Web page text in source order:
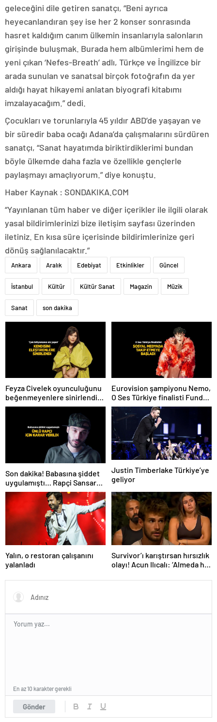
geleceğini dile getiren sanatçı, “Beni ayrıca
heyecanlandıran şey ise her 2 konser sonrasında
hasret kaldığım canım ülkemin insanlarıyla salonların
girişinde buluşmak. Burada hem albümlerimi hem de
yeni çıkan ‘Nefes-Breath’ adlı, Türkçe ve İngilizce bir
arada sunulan ve sanatsal birçok fotoğrafın da yer
aldığı hayat hikayemi anlatan biyografi kitabımı
imzalayacağım.” dedi.
Çocukları ve torunlarıyla 45 yıldır ABD’de yaşayan ve
bir süredir baba ocağı Adana’da çalışmalarını sürdüren
sanatçı, “Sanat hayatımda biriktirdiklerimi bundan
böyle ülkemde daha fazla ve özellikle gençlerle
paylaşmayı amaçlıyorum.” diye konuştu.
Haber Kaynak : SONDAKIKA.COM
“Yayınlanan tüm haber ve diğer içerikler ile ilgili olarak
yasal bildirimlerinizi bize iletişim sayfası üzerinden
iletiniz. En kısa süre içerisinde bildirimlerinize geri
dönüş sağlanılacaktır.”
Ankara Aralık Edebiyat Etkinlikler Güncel
İstanbul Kültür Kültür Sanat Magazin Müzik
Sanat son dakika
Feyza Civelek oyunculuğunu
beğenmeyenlere sinirlendi!
‘Çok biliyorsanız siz yapın’
Eurovision şampiyonu Nemo,
O Ses Türkiye finalisti Funda
Kayacık’ı Instagram’da takibe
aldı
Son dakika! Babasına şiddet
uygulamıştı… Rapçi Sansar
Salvo için karar verildi
Justin Timberlake Türkiye’ye
geliyor
Yalın, o restoran çalışanını
yalanladı
Survivor’ı karıştırsan hırsızlık
olayı! Acun Ilıcalı: ‘Almeda her
Gönder
En az 10 karakter gerekli